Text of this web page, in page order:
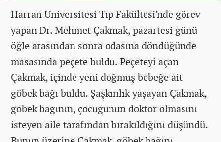
Harran Üniversitesi Tıp Fakültesi'nde görev
yapan Dr. Mehmet Çakmak, pazartesi günü
öğle arasından sonra odasına döndüğünde
masasında peçete buldu. Peçeteyi açan
Çakmak, içinde yeni doğmuş bebeğe ait
göbek bağı buldu. Şaşkınlık yaşayan Çakmak,
göbek bağının, çocuğunun doktor olmasını
isteyen aile tarafından bırakıldığını düşündü.